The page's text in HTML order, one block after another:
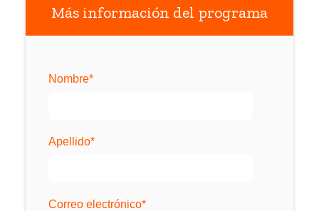
Más información del programa
Nombre*
Apellido*
Correo electrónico*